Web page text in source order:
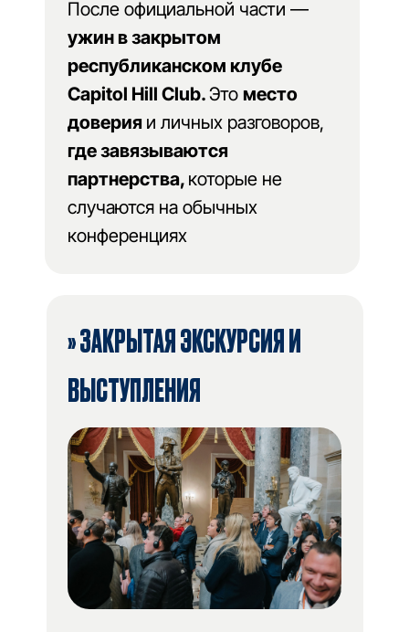
После официальной части —
ужин в закрытом
республиканском клубе
Capitol Hill Club.Это место
доверия и личных разговоров,
где завязываются
партнерства, которые не
случаются на обычных
конференциях
» ЗАКРЫТАЯ ЭКСКУРСИЯ И
ВЫСТУПЛЕНИЯ